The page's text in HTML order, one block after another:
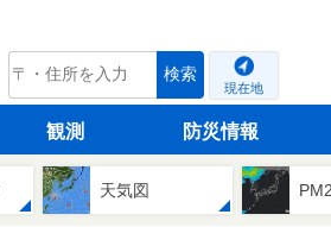
tenki.jp 検索
現在地
観測 防災情報
天気図